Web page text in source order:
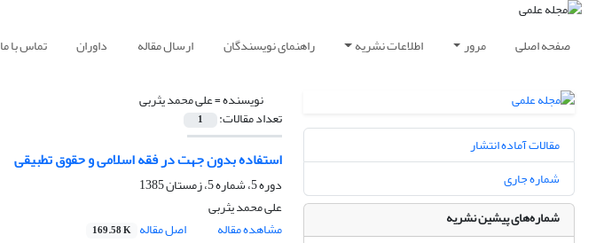
صفحه اصلی مرور اطلاعات نشریه راهنمای نویسندگان ارسال مقاله داوران تماس با ما
نویسنده =علی محمد یثربی
تعداد مقالات: 1
استفاده بدون جهت در فقه اسلامی و حقوق تطبیقی
دوره 5، شماره 5، زمستان 1385
علی محمد یثربی
مشاهده مقاله
اصل مقاله 169.58 K
مقالات آماده انتشار
شماره جاری
شماره‌های پیشین نشریه